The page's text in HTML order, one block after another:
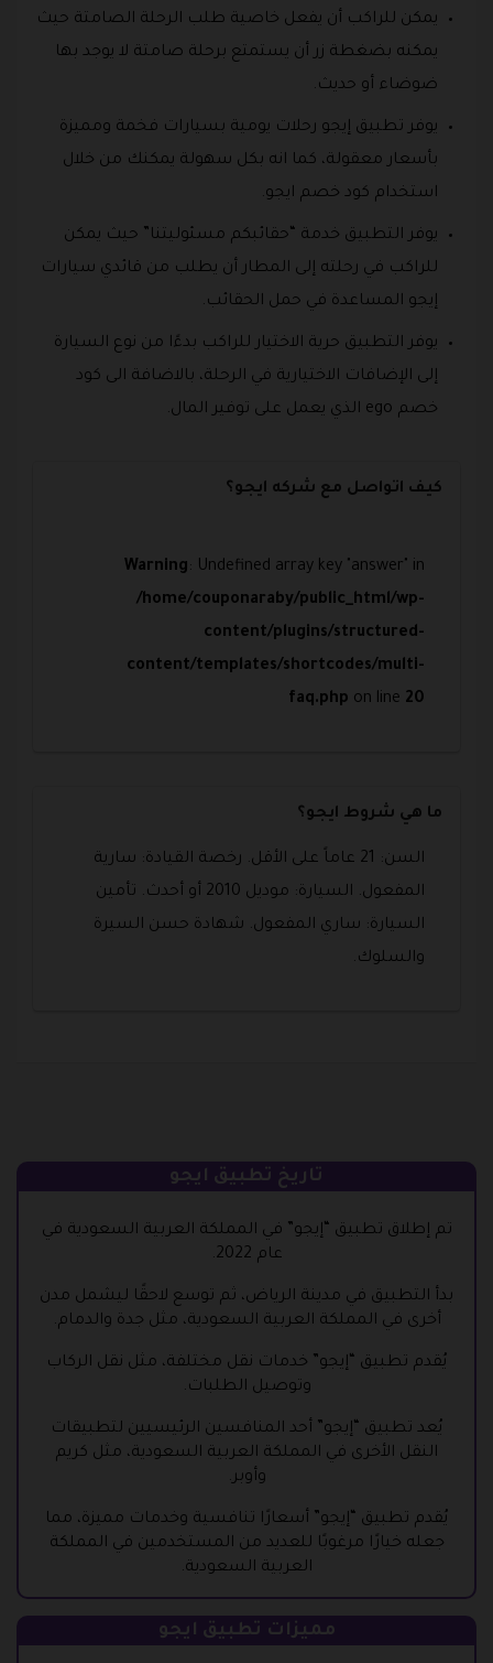
يمكن للراكب أن يفعل خاصية طلب الرحلة الصامتة حيث
يمكنه بضغطة زر أن يستمتع برحلة صامتة لا يوجد بها
ضوضاء أو حديث.
يوفر تطبيق إيجو رحلات يومية بسيارات فخمة ومميزة
بأسعار معقولة، كما انه بكل سهولة يمكنك من خلال
استخدام كود خصم ايجو.
يوفر التطبيق خدمة “حقائبكم مسئوليتنا” حيث يمكن
للراكب في رحلته إلى المطار أن يطلب من قائدي سيارات
إيجو المساعدة في حمل الحقائب.
يوفر التطبيق حرية الاختيار للراكب بدءًا من نوع السيارة
إلى الإضافات الاختيارية في الرحلة، بالاضافة الى كود
خصم ego الذي يعمل على توفير المال.
كيف اتواصل مع شركه ايجو؟
Warning: Undefined array key "answer" in
/home/couponaraby/public_html/wp-
content/plugins/structured-
content/templates/shortcodes/multi-
faq.php on line 20
ما هي شروط ايجو؟
السن: 21 عاماً على الأقل. رخصة القيادة: سارية
المفعول. السيارة: موديل 2010 أو أحدث. تأمين
السيارة: ساري المفعول. شهادة حسن السيرة
والسلوك.
تاريخ تطبيق ايجو
تم إطلاق تطبيق “إيجو” في المملكة العربية السعودية في
عام 2022.
بدأ التطبيق في مدينة الرياض، ثم توسع لاحقًا ليشمل مدن
أخرى في المملكة العربية السعودية، مثل جدة والدمام.
يُقدم تطبيق “إيجو” خدمات نقل مختلفة، مثل نقل الركاب
وتوصيل الطلبات.
يُعد تطبيق “إيجو” أحد المنافسين الرئيسيين لتطبيقات
النقل الأخرى في المملكة العربية السعودية، مثل كريم
وأوبر.
يُقدم تطبيق “إيجو” أسعارًا تنافسية وخدمات مميزة، مما
جعله خيارًا مرغوبًا للعديد من المستخدمين في المملكة
العربية السعودية.
مميزات تطبيق ايجو